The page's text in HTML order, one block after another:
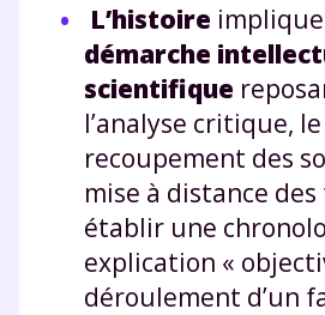
L’histoire
démarche
scientifique
l’analyse critique, le
recoupement des
mise à distance
établir une
explication «
déroulement d’un